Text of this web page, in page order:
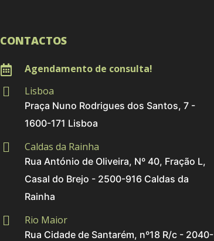
CONTACTOS
Agendamento de consulta!
Lisboa
Praça Nuno Rodrigues dos Santos, 7 -
1600-171 Lisboa
Caldas da Rainha
Rua António de Oliveira, Nº 40, Fração L,
Casal do Brejo - 2500-916 Caldas da
Rainha
Rio Maior
Rua Cidade de Santarém, nº18 R/c - 2040-